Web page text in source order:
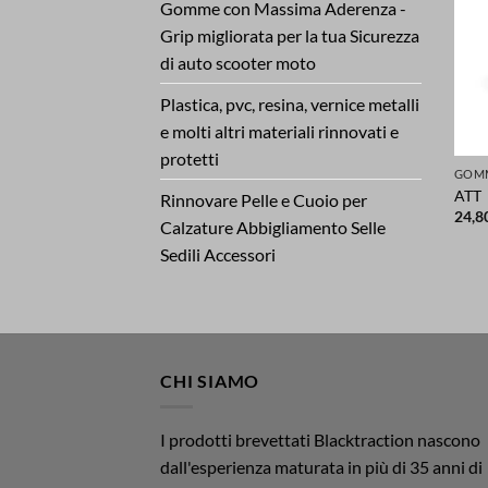
Gomme con Massima Aderenza -
Grip migliorata per la tua Sicurezza
di auto scooter moto
Plastica, pvc, resina, vernice metalli
e molti altri materiali rinnovati e
protetti
Rinnovare Pelle e Cuoio per
Calzature Abbigliamento Selle
Sedili Accessori
ATT
CHI SIAMO
I prodotti brevettati Blacktraction nascono
dall'esperienza maturata in più di 35 anni di